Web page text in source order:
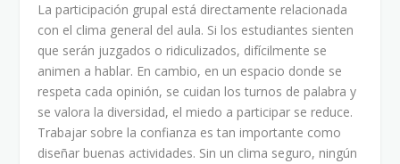
La participación grupal está directamente relacionada
con el clima general del aula. Si los estudiantes sienten
que serán juzgados o ridiculizados, difícilmente se
animen a hablar. En cambio, en un espacio donde se
respeta cada opinión, se cuidan los turnos de palabra y
se valora la diversidad, el miedo a participar se reduce.
Trabajar sobre la confianza es tan importante como
diseñar buenas actividades. Sin un clima seguro, ningún